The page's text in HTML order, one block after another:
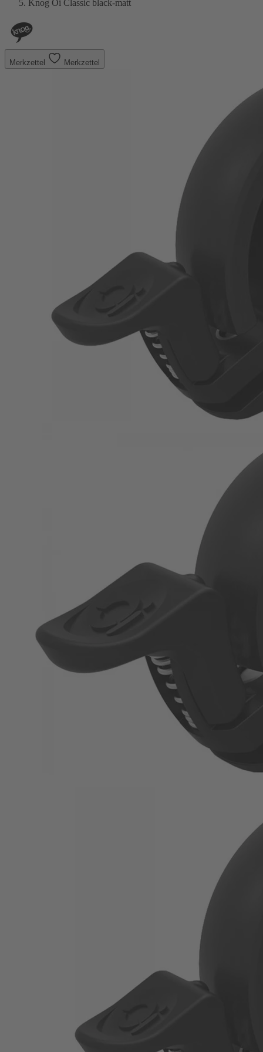
Knog Oi Classic black-matt
Merkzettel Merkzettel